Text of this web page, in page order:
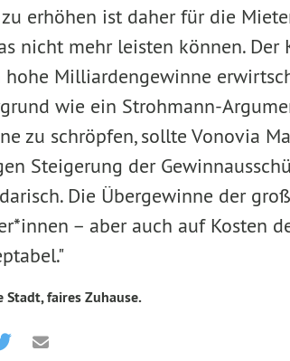
zu erhöhen ist daher für die
nicht mehr leisten können.
hohe Milliardengewinne
wie ein Strohmann-
zu schröpfen, sollte Vonovia
Steigerung der
Die Übergewinne der
– aber auch auf Kosten
Stadt, faires Zuhause.